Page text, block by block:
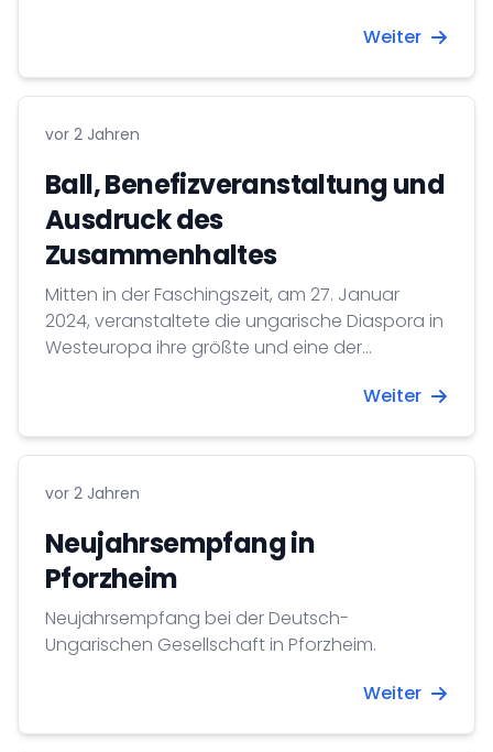
Weiter
vor 2 Jahren
Ball, Benefizveranstaltung und
Ausdruck des
Zusammenhaltes
Mitten in der Faschingszeit, am 27. Januar
2024, veranstaltete die ungarische Diaspora in
Westeuropa ihre größte und eine der
Weiter
vor 2 Jahren
Neujahrsempfang in
Pforzheim
Neujahrsempfang bei der Deutsch-
Ungarischen Gesellschaft in Pforzheim.
Weiter